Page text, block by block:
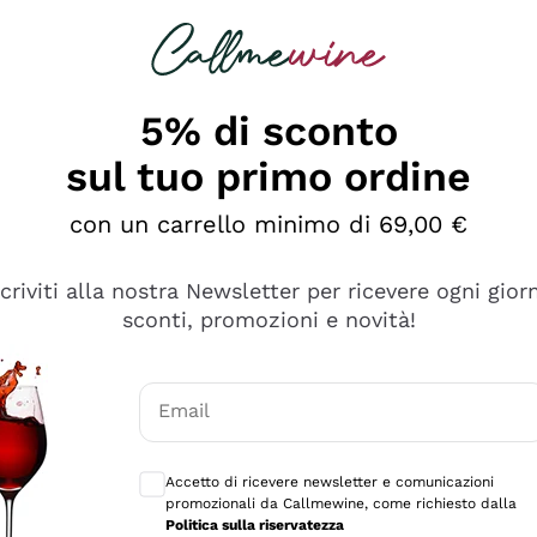
diversi e con un ampio range di prezzo. Le
5% di sconto
sul tuo primo ordine
con un carrello minimo di 69,00 €
alla nostra Newsletter per ricevere ogni
sconti, promozioni e novità!
Email
Accetto di ricevere newsletter e comunicazioni
promozionali da Callmewine, come richiesto dalla
Politica sulla riservatezza